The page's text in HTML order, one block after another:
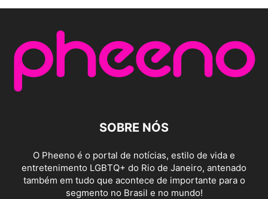
SOBRE NÓS
O Pheeno é o portal de notícias, estilo de vida e
entretenimento LGBTQ+ do Rio de Janeiro, antenado
também em tudo que acontece de importante para o
segmento no Brasil e no mundo!